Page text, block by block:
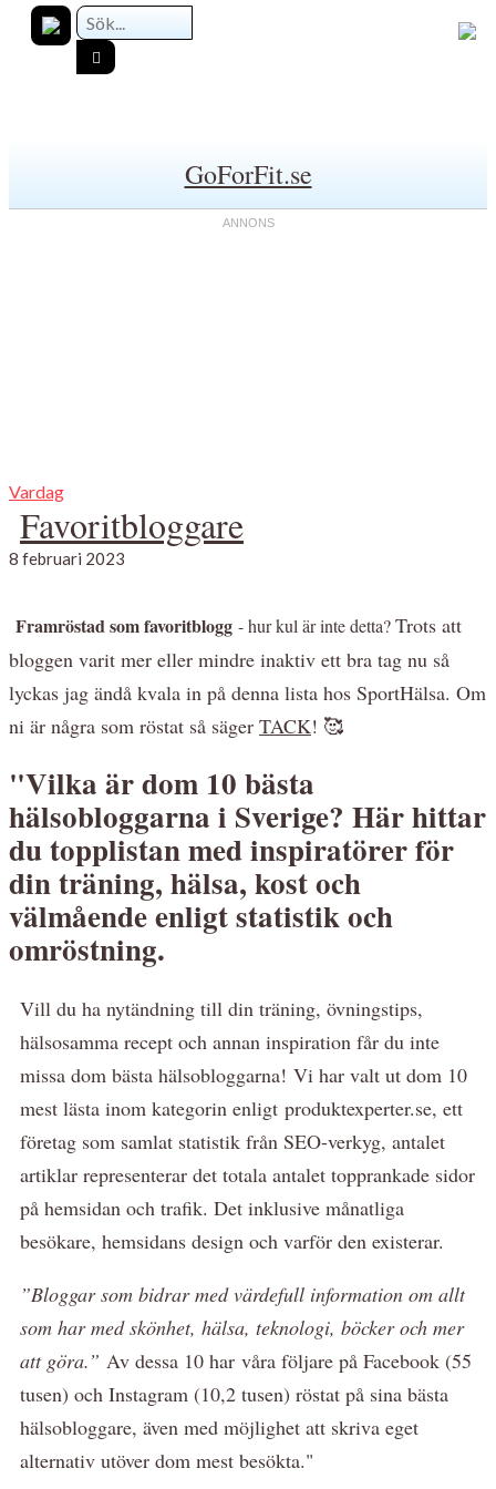
GoForFit.se
Vardag
Favoritbloggare
8 februari 2023
Framröstad som favoritblogg - hur kul är inte detta?Trots att
bloggen varit mer eller mindre inaktiv ett bra tag nu så
lyckas jag ändå kvala in på denna lista hos SportHälsa. Om
ni är några som röstat så säger TACK! 🥰
"Vilka är dom 10 bästa
hälsobloggarna i Sverige? Här hittar
du topplistan med inspiratörer för
din träning, hälsa, kost och
välmående enligt statistik och
omröstning.
Vill du ha nytändning till din träning, övningstips,
hälsosamma recept och annan inspiration får du inte
missa dom bästa hälsobloggarna! Vi har valt ut dom 10
mest lästa inom kategorin enligt produktexperter.se, ett
företag som samlat statistik från SEO-verkyg, antalet
artiklar representerar det totala antalet topprankade sidor
på hemsidan och trafik. Det inklusive månatliga
besökare, hemsidans design och varför den existerar.
”Bloggar som bidrar med värdefull information om allt
som har med skönhet, hälsa, teknologi, böcker och mer
att göra.” Av dessa 10 har våra följare på Facebook (55
tusen) och Instagram (10,2 tusen) röstat på sina bästa
hälsobloggare, även med möjlighet att skriva eget
alternativ utöver dom mest besökta."